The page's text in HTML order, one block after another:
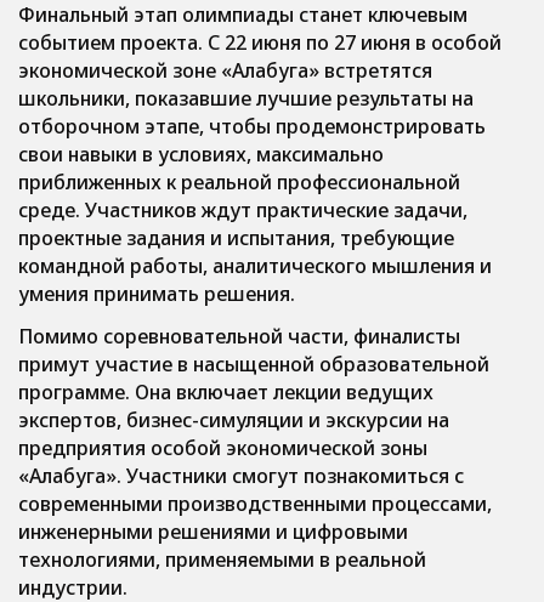
Финальный этап олимпиады станет ключевым
событием проекта. С 22 июня по 27 июня в особой
экономической зоне «Алабуга» встретятся
школьники, показавшие лучшие результаты на
отборочном этапе, чтобы продемонстрировать
свои навыки в условиях, максимально
приближенных к реальной профессиональной
среде. Участников ждут практические задачи,
проектные задания и испытания, требующие
командной работы, аналитического мышления и
умения принимать решения.
Помимо соревновательной части, финалисты
примут участие в насыщенной образовательной
программе. Она включает лекции ведущих
экспертов, бизнес-симуляции и экскурсии на
предприятия особой экономической зоны
«Алабуга». Участники смогут познакомиться с
современными производственными процессами,
инженерными решениями и цифровыми
технологиями, применяемыми в реальной
индустрии.